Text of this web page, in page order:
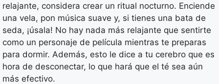
relajante, considera crear un ritual nocturno. Enciende
una vela, pon música suave y, si tienes una bata de
seda, ¡úsala! No hay nada más relajante que sentirte
como un personaje de película mientras te preparas
para dormir. Además, esto le dice a tu cerebro que es
hora de desconectar, lo que hará que el té sea aún
más efectivo.